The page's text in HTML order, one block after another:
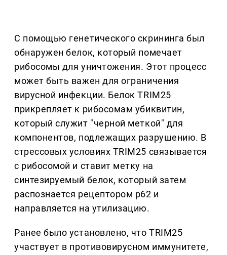
С помощью генетического скрининга был
обнаружен белок, который помечает
рибосомы для уничтожения. Этот процесс
может быть важен для ограничения
вирусной инфекции. Белок TRIM25
прикрепляет к рибосомам убиквитин,
который служит "черной меткой" для
компонентов, подлежащих разрушению. В
стрессовых условиях TRIM25 связывается
с рибосомой и ставит метку на
синтезируемый белок, который затем
распознается рецептором p62 и
направляется на утилизацию.
Ранее было установлено, что TRIM25
участвует в противовирусном иммунитете,